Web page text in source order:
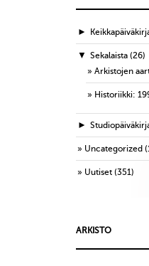
►
▼ Sekalaista (26)
Arkistojen
Historiikki:
►
Uncategorized
Uutiset (351)
ARKISTO